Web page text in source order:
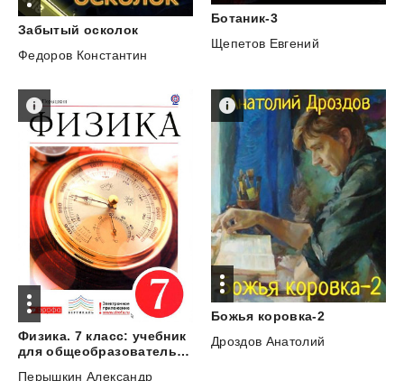
Забытый осколок
Федоров Константин
Ботаник-3
Щепетов Евгений
Физика. 7 класс: учебник
для общеобразовательных учреждений
Перышкин Александр
Божья коровка-2
Дроздов Анатолий